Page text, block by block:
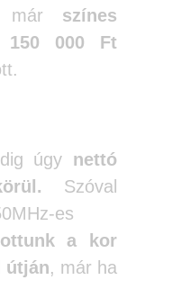
színes
150 000 Ft
úgy nettó
Szóval
es
a
kor
útján, már ha